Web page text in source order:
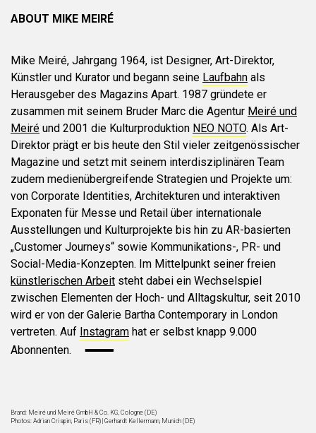
ABOUT MIKE MEIRÉ
Mike Meiré, Jahrgang 1964, ist Designer, Art-Direktor,
Künstler und Kurator und begann seine Laufbahn als
Herausgeber des Magazins Apart. 1987 gründete er
zusammen mit seinem Bruder Marc die Agentur Meiré und
Meiré und 2001 die Kulturproduktion NEO NOTO. Als Art-
Direktor prägt er bis heute den Stil vieler zeitgenössischer
Magazine und setzt mit seinem interdisziplinären Team
zudem medienübergreifende Strategien und Projekte um:
von Corporate Identities, Architekturen und interaktiven
Exponaten für Messe und Retail über internationale
Ausstellungen und Kulturprojekte bis hin zu AR-basierten
„Customer Journeys“ sowie Kommunikations-, PR- und
Social-Media-Konzepten. Im Mittelpunkt seiner freien
künstlerischen Arbeit steht dabei ein Wechselspiel
zwischen Elementen der Hoch- und Alltagskultur, seit 2010
wird er von der Galerie Bartha Contemporary in London
vertreten. Auf Instagram hat er selbst knapp 9.000
Abonnenten.
Brand: Meiré und Meiré GmbH & Co. KG, Cologne (DE)
Photos: Adrian Crispin, Paris (FR) | Gerhardt Kellermann, Munich (DE)